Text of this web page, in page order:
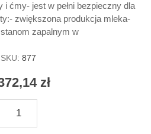
ćmy- jest w pełni bezpieczny dla
zwiększona produkcja mleka-
zapalnym w
SKU: 877
zł